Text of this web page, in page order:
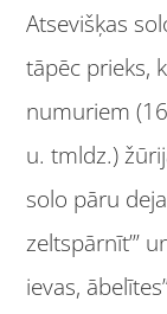
Atsevišķas
tāpēc prieks,
numuriem
u. tmldz.)
solo pāru
zeltspārnīt’”
ievas,